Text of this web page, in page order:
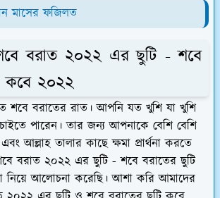
মাসের ফজিলত
বরাত ২০২২ এর ছুটি - শবে
কবে ২০২২
শবে বরাতের রাত। আপনি যত খুশি যা খুশি
পারেন। তার জন্য আপনাকে বেশি বেশি
আল্লাহ তালার কাছে ক্ষমা প্রার্থনা করতে
বরাত ২০২২ এর ছুটি - শবে বরাতের ছুটি
আলোচনা করেছি। আশা করি আমাদের